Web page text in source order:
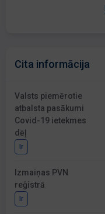
Cita informācija
Valsts piemērotie
atbalsta pasākumi
Covid-19 ietekmes
dēļ
Ir
Izmaiņas PVN
reģistrā
Ir